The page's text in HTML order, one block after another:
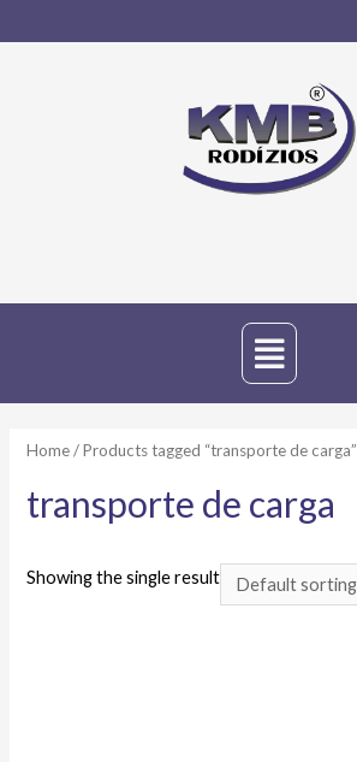
Home/ Products tagged “transporte de carga”
transporte de carga
Showing the single result